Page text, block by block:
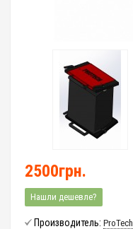
2500грн.
Нашли дешевле?
Производитель: ProTech